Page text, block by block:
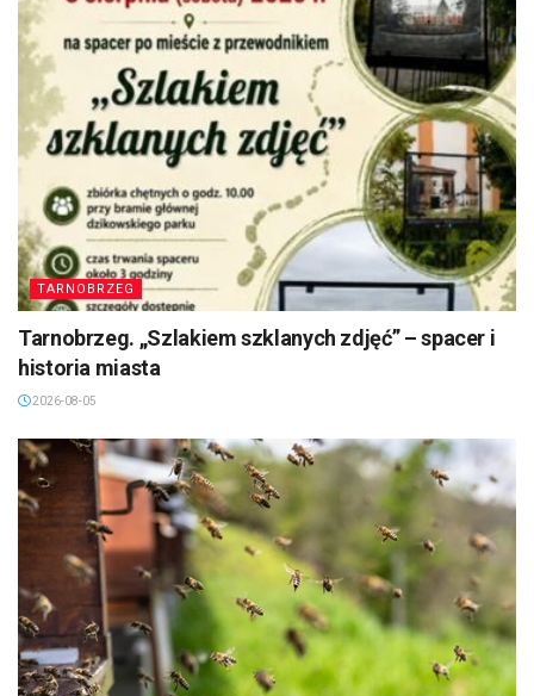
TARNOBRZEG
Tarnobrzeg. „Szlakiem szklanych zdjęć” – spacer i
historia miasta
2026-08-05